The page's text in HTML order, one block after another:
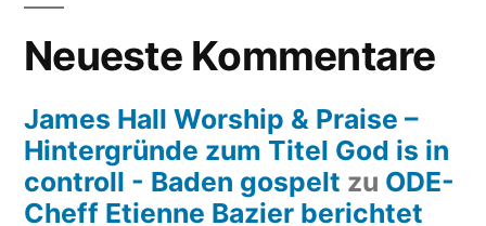
Neueste Kommentare
James Hall Worship & Praise –
Hintergründe zum Titel God is in
controll - Baden gospelt zu ODE-
Cheff Etienne Bazier berichtet